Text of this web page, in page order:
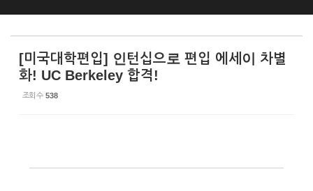
[미국대학편입] 인턴십으로 편입 에세이 차별
화! UC Berkeley 합격!
조회 수 538